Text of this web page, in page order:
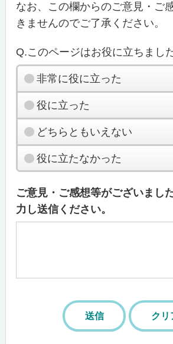
なお、この欄からのご意見・ご
きませんのでご了承ください。
Q.このページはお役に立ちまし
非常に役に立った
役に立った
どちらともいえない
役に立たなかった
ご意見・ご感想等がございまし
力し送信ください。